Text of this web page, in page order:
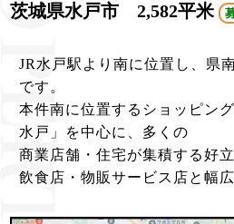
茨城県水戸市 2,582平米
JR水戸駅より南に位置し、県
です。
本件南に位置するショッピン
水戸」を中心に、多くの
商業店舗・住宅が集積する好立
飲食店・物販サービス店と幅